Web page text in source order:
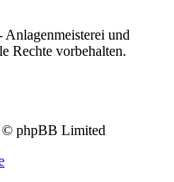
und
Rechte vorbehalten.
phpBB Limited